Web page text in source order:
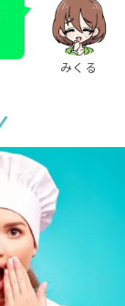
みくる